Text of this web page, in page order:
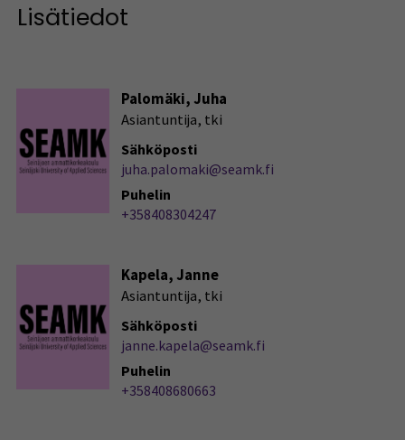
Lisätiedot
Palomäki, Juha
Asiantuntija, tki
Sähköposti
juha.palomaki@seamk.fi
Puhelin
+358408304247
Kapela, Janne
Asiantuntija, tki
Sähköposti
janne.kapela@seamk.fi
Puhelin
+358408680663